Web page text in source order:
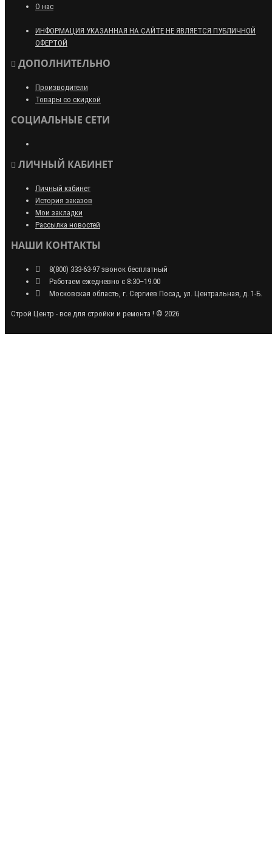
О нас
ИНФОРМАЦИЯ УКАЗАННАЯ НА САЙТЕ НЕ ЯВЛЯЕТСЯ ПУБЛИЧНОЙ
ОФЕРТОЙ
ДОПОЛНИТЕЛЬНО
Производители
Товары со скидкой
СОЦИАЛЬНЫЕ СЕТИ
ЛИЧНЫЙ КАБИНЕТ
Личный кабинет
История заказов
Мои закладки
Рассылка новостей
НАШИ КОНТАКТЫ
8(800) 333-63-97 звонок бесплатный
Работаем ежедневно с 8:30–19.00
Московская область, г. Сергиев Посад, ул. Центральная, д. 1-Б.
Строй Центр - все для стройки и ремонта ! © 2026